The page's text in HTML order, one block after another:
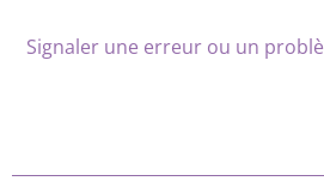
Signaler une erreur ou un